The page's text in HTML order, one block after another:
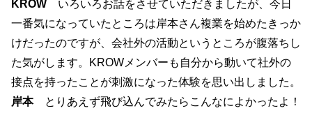
KROW いろいろお話をさせていただきましたが、今日
一番気になっていたところは岸本さん複業を始めたきっか
けだったのですが、会社外の活動というところが腹落ちし
た気がします。KROWメンバーも自分から動いて社外の
接点を持ったことが刺激になった体験を思い出しました。
岸本とりあえず飛び込んでみたらこんなによかったよ！